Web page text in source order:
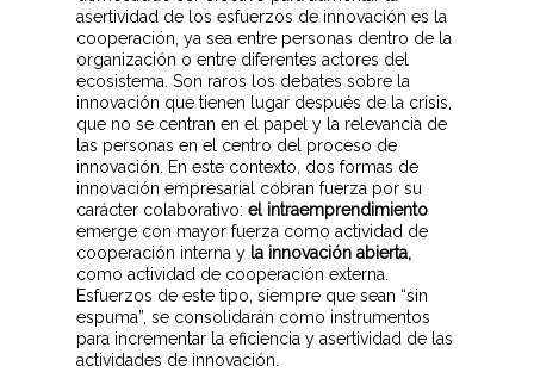
asertividad de los esfuerzos de innovación es la
cooperación, ya sea entre personas dentro de la
organización o entre diferentes actores del
ecosistema. Son raros los debates sobre la
innovación que tienen lugar después de la crisis,
que no se centran en el papel y la relevancia de
las personas en el centro del proceso de
innovación. En este contexto, dos formas de
innovación empresarial cobran fuerza por su
carácter colaborativo: el intraemprendimiento
emerge con mayor fuerza como actividad de
cooperación interna y la innovación abierta,
como actividad de cooperación externa.
Esfuerzos de este tipo, siempre que sean “sin
espuma”, se consolidarán como instrumentos
para incrementar la eficiencia y asertividad de las
actividades de innovación.